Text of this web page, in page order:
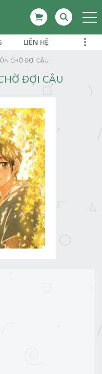
LIÊN HỆ
CHỜ ĐỢI CẬU
ĐỢI CẬU